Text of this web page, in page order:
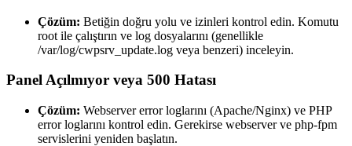
Çözüm: Betiğin doğru yolu ve izinleri kontrol edin. Komutu
root ile çalıştırın ve log dosyalarını (genellikle
/var/log/cwpsrv_update.log veya benzeri) inceleyin.
Panel Açılmıyor veya 500 Hatası
Çözüm: Webserver error loglarını (Apache/Nginx) ve PHP
error loglarını kontrol edin. Gerekirse webserver ve php-fpm
servislerini yeniden başlatın.